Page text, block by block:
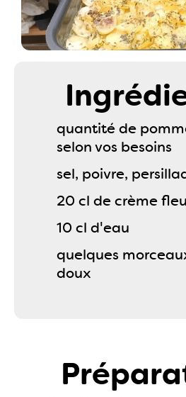
quantité de
selon vos besoins
sel, poivre,
20 cl de crème
10 cl d'eau
quelques
doux